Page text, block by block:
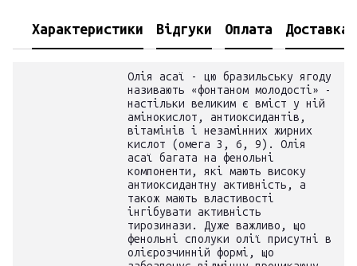
Характеристики Відгуки Оплата Доставка
Олія асаї - цю бразильську ягоду
називають «фонтаном молодості» -
настільки великим є вміст у ній
амінокислот, антиоксидантів,
вітамінів і незамінних жирних
кислот (омега 3, 6, 9). Олія
асаї багата на фенольні
компоненти, які мають високу
антиоксидантну активність, а
також мають властивості
інгібувати активність
тирозинази. Дуже важливо, що
фенольні сполуки олії присутні в
олієрозчинній формі, що